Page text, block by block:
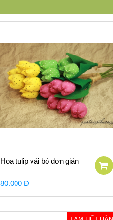
Hoa tulip vải bó đơn giản
80.000 Đ